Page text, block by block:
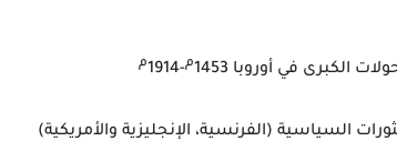
الكبرى في أوروبا 1453 م-1914 م
السياسية (الفرنسية، الإنجليزية والأمريكية)